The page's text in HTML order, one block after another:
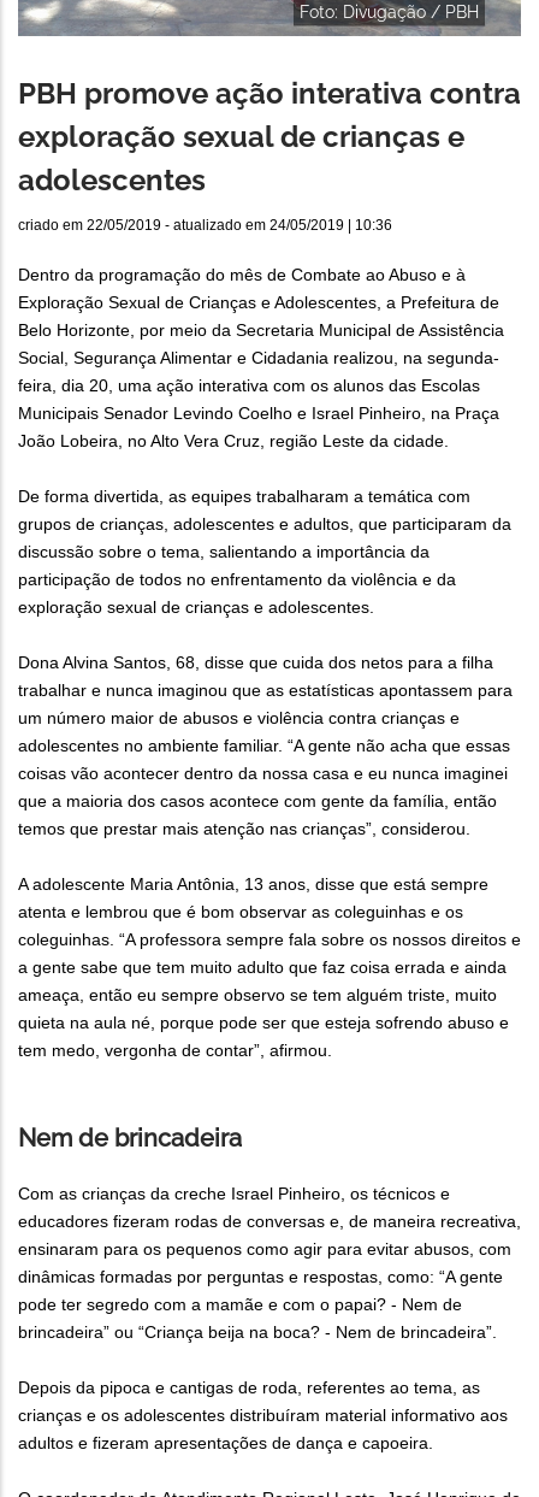
Foto: Divugação / PBH
PBH promove ação interativa contra
exploração sexual de crianças e
adolescentes
criado em 22/05/2019 - atualizado em 24/05/2019 | 10:36
Dentro da programação do mês de Combate ao Abuso e à
Exploração Sexual de Crianças e Adolescentes, a Prefeitura de
Belo Horizonte, por meio da Secretaria Municipal de Assistência
Social, Segurança Alimentar e Cidadania realizou, na segunda-
feira, dia 20, uma ação interativa com os alunos das Escolas
Municipais Senador Levindo Coelho e Israel Pinheiro, na Praça
João Lobeira, no Alto Vera Cruz, região Leste da cidade.
De forma divertida, as equipes trabalharam a temática com
grupos de crianças, adolescentes e adultos, que participaram da
discussão sobre o tema, salientando a importância da
participação de todos no enfrentamento da violência e da
exploração sexual de crianças e adolescentes.
Dona Alvina Santos, 68, disse que cuida dos netos para a filha
trabalhar e nunca imaginou que as estatísticas apontassem para
um número maior de abusos e violência contra crianças e
adolescentes no ambiente familiar. “A gente não acha que essas
coisas vão acontecer dentro da nossa casa e eu nunca imaginei
que a maioria dos casos acontece com gente da família, então
temos que prestar mais atenção nas crianças”, considerou.
A adolescente Maria Antônia, 13 anos, disse que está sempre
atenta e lembrou que é bom observar as coleguinhas e os
coleguinhas. “A professora sempre fala sobre os nossos direitos e
a gente sabe que tem muito adulto que faz coisa errada e ainda
ameaça, então eu sempre observo se tem alguém triste, muito
quieta na aula né, porque pode ser que esteja sofrendo abuso e
tem medo, vergonha de contar”, afirmou.
Nem de brincadeira
Com as crianças da creche Israel Pinheiro, os técnicos e
educadores fizeram rodas de conversas e, de maneira recreativa,
ensinaram para os pequenos como agir para evitar abusos, com
dinâmicas formadas por perguntas e respostas, como: “A gente
pode ter segredo com a mamãe e com o papai? - Nem de
brincadeira” ou “Criança beija na boca? - Nem de brincadeira”.
Depois da pipoca e cantigas de roda, referentes ao tema, as
crianças e os adolescentes distribuíram material informativo aos
adultos e fizeram apresentações de dança e capoeira.